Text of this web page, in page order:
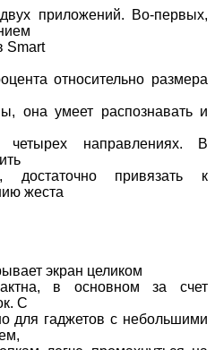
приложений. Во-первых,
Smart
относительно размера
она умеет распознавать и
направлениях. В
достаточно привязать к
жеста
экран целиком
в основном за счет
С
для гаджетов с небольшими